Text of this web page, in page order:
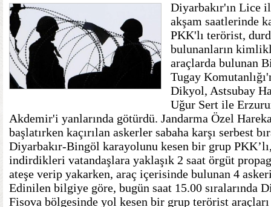
Diyarbakır'ın Lice
akşam saatlerinde
PKK'lı terörist,
bulunanların
araçlarda bulunan
Tugay
Dikyol, Astsubay
Uğur Sert ile
Akdemir'i yanlarında götürdü. Jandarma Özel
başlatırken kaçırılan askerler sabaha karşı serbest
Diyarbakır-Bingöl karayolunu kesen bir grup
indirdikleri vatandaşlara yaklaşık 2 saat örgüt
ateşe verip yakarken, araç içerisinde bulunan 4
Edinilen bilgiye göre, bugün saat 15.00 sıralarında
Fisova bölgesinde yol kesen bir grup terörist